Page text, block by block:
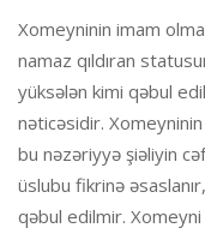
Xomeyninin imam
namaz qıldıran
yüksələn kimi qəbul
nəticəsidir.
bu nəzəriyyə şiəliyin
üslubu fikrinə
qəbul edilmir.